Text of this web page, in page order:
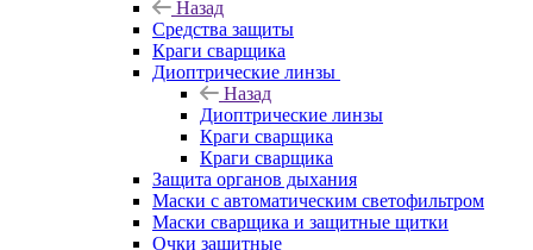
Назад
Средства защиты
Краги сварщика
Диоптрические линзы
Назад
Диоптрические линзы
Краги сварщика
Краги сварщика
Защита органов дыхания
Маски с автоматическим светофильтром
Маски сварщика и защитные щитки
Очки защитные